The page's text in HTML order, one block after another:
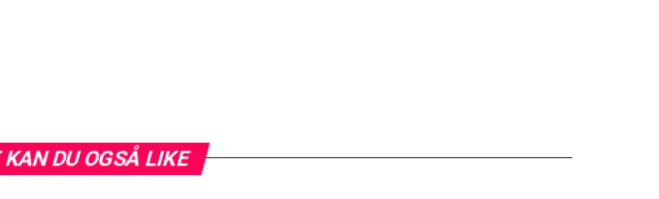
DU OGSÅ LIKE